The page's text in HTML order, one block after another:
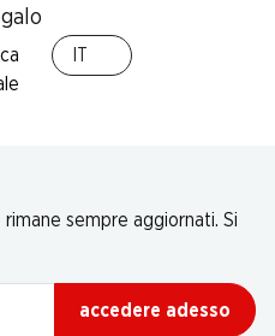
sempre aggiornati. Si
accedere adesso